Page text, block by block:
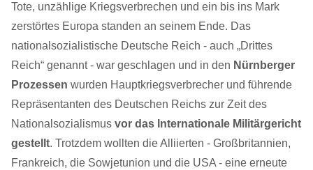
Tote, unzählige Kriegsverbrechen und ein bis ins Mark
zerstörtes Europa standen an seinem Ende. Das
nationalsozialistische Deutsche Reich - auch „Drittes
Reich“ genannt - war geschlagen und in den Nürnberger
Prozessen wurden Hauptkriegsverbrecher und führende
Repräsentanten des Deutschen Reichs zur Zeit des
Nationalsozialismus vor das Internationale Militärgericht
gestellt. Trotzdem wollten die Alliierten - Großbritannien,
Frankreich, die Sowjetunion und die USA - eine erneute